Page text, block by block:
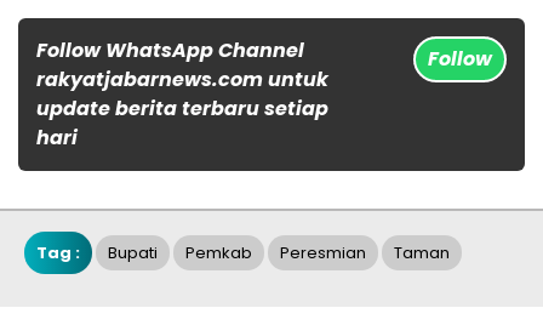
Follow WhatsApp Channel
rakyatjabarnews.com untuk
update berita terbaru setiap
hari
Follow
Tag : Bupati Pemkab Peresmian Taman